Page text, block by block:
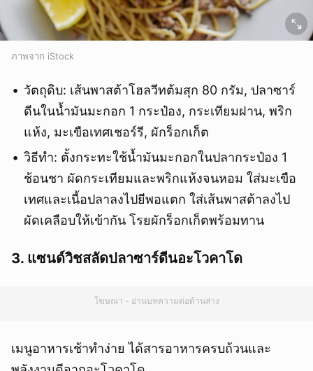
ภาพจาก iStock
วัตถุดิบ: เส้นพาสต้าโฮลวีทต้มสุก 80 กรัม, ปลาซาร์
ดีนในน้ำมันมะกอก 1 กระป๋อง, กระเทียมฝาน, พริก
แห้ง, มะเขือเทศเชอร์รี, ผักร็อกเก็ต
วิธีทำ: ตั้งกระทะใช้น้ำมันมะกอกในปลากระป๋อง 1
ช้อนชา ผัดกระเทียมและพริกแห้งจนหอม ใส่มะเขือ
เทศและเนื้อปลาลงไปยีพอแตก ใส่เส้นพาสต้าลงไป
ผัดเคลือบให้เข้ากัน โรยผักร็อกเก็ตพร้อมทาน
3. แซนด์วิชสลัดปลาซาร์ดีนอะโวคาโด
โฆษณา - อ่านบทความต่อด้านล่าง
เมนูอาหารเช้าทำง่าย ได้สารอาหารครบถ้วนและ